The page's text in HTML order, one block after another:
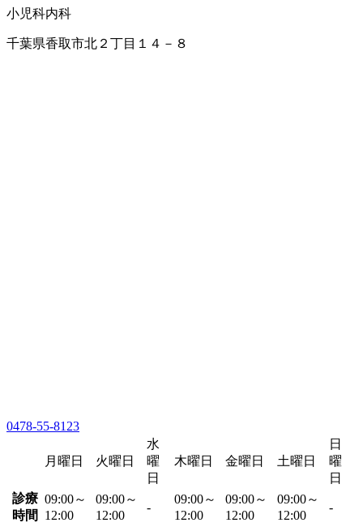
小児科内科
千葉県香取市北２丁目１４－８
0478-55-8123
月曜日 火曜日
水
曜
日
木曜日 金曜日 土曜日
日
曜
日
診療
時間
09:00～
12:00
09:00～
12:00
-
09:00～
12:00
09:00～
12:00
09:00～
12:00
-